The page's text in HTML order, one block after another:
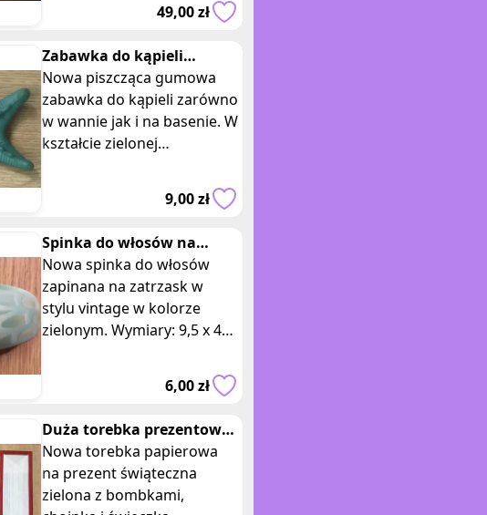
Wymiary: 100 x 66 c49,00 zł
Zabawka do kąpieli
zielona uśmiechnięta
rozgwiazda podstawka
Nowa piszcząca gumowa
zabawka do kąpieli zarówno
w wannie jak i na basenie. W
kształcie zielonej
podstawka na drob9,00 zł
Spinka do włosów na
zatrzask vintage zielona
Nowa spinka do włosów
zapinana na zatrzask w
stylu vintage w kolorze
zielonym. Wymiary: 9,5 x 4
6,00 zł
Duża torebka prezentowa
z świeczka świąteczna
Nowa torebka papierowa
na prezent świąteczna
zielona z bombkami,